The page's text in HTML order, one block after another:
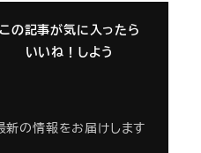
この記事が気に入ったら
いいね！しよう
新の情報をお届けします